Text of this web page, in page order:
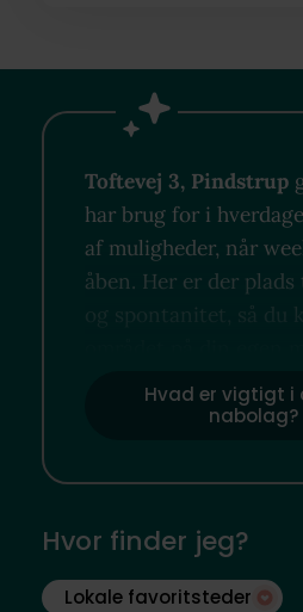
Toftevej 3, Pindstrup
har brug for i
af muligheder, når
åben. Her er der
og spontanitet, så du
Hvad er vigtigt i
nabolag?
Hvor finder jeg?
Lokale favoritsteder